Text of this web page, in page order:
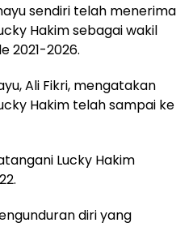
sendiri telah menerima
Hakim sebagai wakil
2021-2026.
Ali Fikri, mengatakan
Hakim telah sampai ke
Lucky Hakim
diri yang